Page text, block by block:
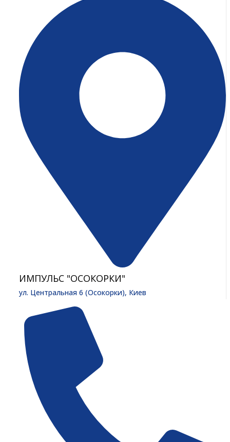
ИМПУЛЬС "ОСОКОРКИ"
ул. Центральная 6 (Осокорки), Киев